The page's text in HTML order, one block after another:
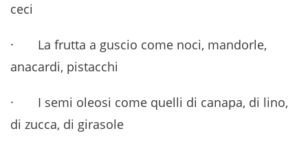
ceci
· La frutta a guscio come noci, mandorle,
anacardi, pistacchi
· I semi oleosi come quelli di canapa, di lino,
di zucca, di girasole